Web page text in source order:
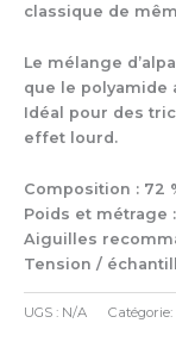
classique de
Le mélange
que le polyamide
Idéal pour des
effet lourd.
Composition : 72
Poids et métrage
Aiguilles
Tension /
UGS : N/A Catégorie: